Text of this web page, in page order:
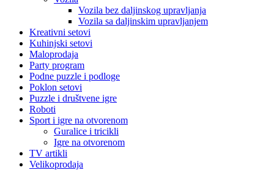
Vozila bez daljinskog upravljanja
Vozila sa daljinskim upravljanjem
Kreativni setovi
Kuhinjski setovi
Maloprodaja
Party program
Podne puzzle i podloge
Poklon setovi
Puzzle i društvene igre
Roboti
Sport i igre na otvorenom
Guralice i tricikli
Igre na otvorenom
TV artikli
Velikoprodaja